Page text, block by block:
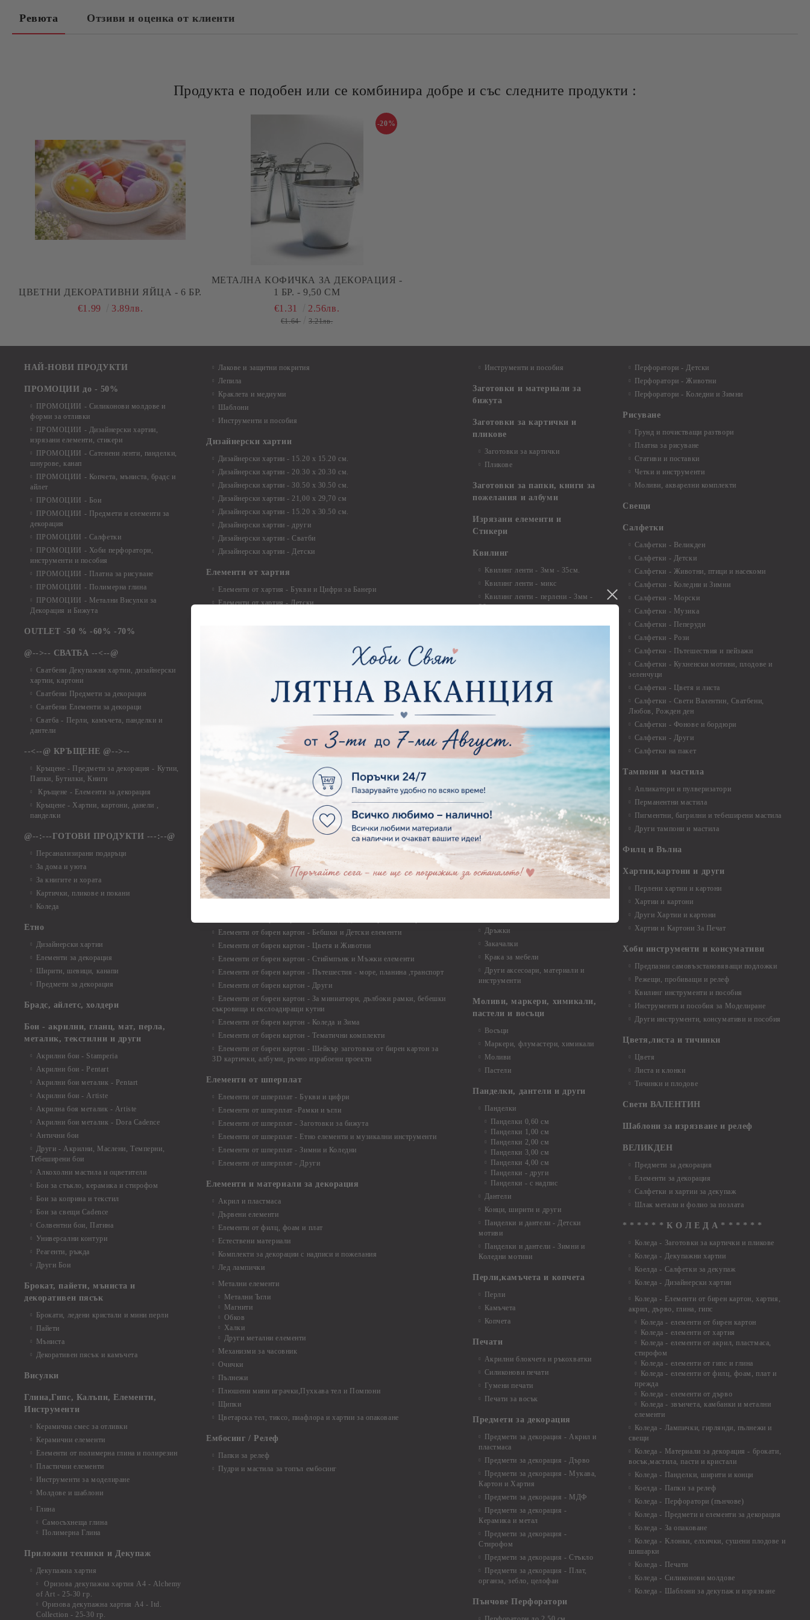
Ревюта Отзиви и оценка от клиенти
Продукта е подобен или се комбинира добре и със следните продукти :
ЦВЕТНИ ДЕКОРАТИВНИ ЯЙЦА - 6 БР.
€1.99
3.89лв.
МЕТАЛНА КОФИЧКА ЗА ДЕКОРАЦИЯ -
1 БР. - 9,50 СМ
-20%
€1.31 2.56лв.
€1.64 3.21лв.
НАЙ-НОВИ ПРОДУКТИ
ПРОМОЦИИ до - 50%
ПРОМОЦИИ - Силиконови молдове и
форми за отливки
ПРОМОЦИИ - Дизайнерски хартии,
изрязани елементи, стикери
ПРОМОЦИИ - Сатенени ленти, панделки,
шнурове, канап
ПРОМОЦИИ - Копчета, мъниста, брадс и
айлет
ПРОМОЦИИ - Бои
ПРОМОЦИИ - Предмети и елементи за
декорация
ПРОМОЦИИ - Салфетки
ПРОМОЦИИ - Хоби перфоратори,
инструменти и пособия
ПРОМОЦИИ - Платна за рисуване
ПРОМОЦИИ - Полимерна глина
ПРОМОЦИИ - Метални Висулки за
Декорация и Бижута
OUTLET -50 % -60% -70%
@-->-- СВАТБА --<--@
Сватбени Декупажни хартии, дизайнерски
хартии, картони
Сватбени Предмети за декорация
Сватбени Елементи за декораци
Сватба - Перли, камъчета, панделки и
дантели
--<--@ КРЪЩЕНЕ @-->--
Кръщене - Предмети за декорация - Кутии,
Папки, Бутилки, Книги
Кръщене - Елементи за декорация
Кръщене - Хартии, картони, данели ,
панделки
@--:---ГОТОВИ ПРОДУКТИ ---:--@
Персанализирани подаръци
За дома и уюта
За книгите и хората
Картички, пликове и покани
Коледа
Етно
Дизайнерски хартии
Елементи за декорация
Ширити, шевици, канапи
Предмети за декорация
Брадс, айлетс, холдери
Бои - акрилни, гланц, мат, перла,
металик, текстилни и други
Акрилни бои - Stamperia
Акрилни бои - Pentart
Акрилни бои металик - Pentart
Акрилни бои - Artiste
Акрилна боя металик - Artiste
Акрилни бои металик - Dora Cadence
Антични бои
Други - Акрилни, Маслени, Темперни,
Тебеширени бои
Алкохолни мастила и оцветители
Бои за стъкло, керамика и стирофом
Бои за коприна и текстил
Бои за свещи Cadence
Солвентни бои, Патина
Универсални контури
Реагенти, ръжда
Други Бои
Брокат, пайети, мъниста и
декоративен пясък
Брокати, ледени кристали и мини перли
Пайети
Мъниста
Декоративен пясък и камъчета
Висулки
Глина,Гипс, Калъпи, Елементи,
Инструменти
Керамична смес за отливки
Керамични елементи
Елементи от полимерна глина и полирезин
Пластични елементи
Инструменти за моделиране
Молдове и шаблони
Глина
Самосъхнеща глина
Полимерна Глина
Приложни техники и Декупаж
Декупажна хартия
Оризова декупажна хартия А4 - Alchemy
of Art - 25-30 гр.
Оризова декупажна хартия А4 - Itd.
Collection - 25-30 гр.
Лакове и защитни покрития
Лепила
Краклета и медиуми
Шаблони
Инструменти и пособия
Дизайнерски хартии
Дизайнерски хартии - 15.20 х 15.20 см.
Дизайнерски хартии - 20.30 х 20.30 см.
Дизайнерски хартии - 30.50 х 30.50 см.
Дизайнерски хартии - 21,00 х 29,70 см
Дизайнерски хартии - 15.20 x 30.50 см.
Дизайнерски хартии - други
Дизайнерски хартии - Сватби
Дизайнерски хартии - Детски
Елементи от хартия
Елементи от хартия - Букви и Цифри за Банери
Елементи от хартия - Детски
Елементи от хартия - Дантели, бордюри, ъгли
Елементи от хартия - Цветя, листа и клони
Елементи от хартия - За Жени
Елементи от хартия - Къщи, Врати, Прозорци, Огради, Фенери
Елементи от хартия - Пътешествия и Фото моменти
Елементи от хартия - Многопластови елементи
Елементи от хартия - Други
Елементи от хартия - Готови композиции
Елементи от хартия - Микс елементи
Елементи от хартия - Коледа и Зима
Елементи от бирен картон
Елементи от бирен картон - Декоративни рамки
Елементи от бирен картон - Надписи на български
Елементи от бирен картон - Ъгли и орнаменти
Елементи от бирен картон - Бебшки и Детски елементи
Елементи от бирен картон - Цветя и Животни
Елементи от бирен картон - Стиймпънк и Мъжки елементи
Елементи от бирен картон - Пътешестия - море, планина ,транспорт
Елементи от бирен картон - Други
Елементи от бирен картон - За миниатюри, дълбоки рамки, бебешки
съкровища и екслоадиращи кутии
Елементи от бирен картон - Коледа и Зима
Елементи от бирен картон - Тематични комплекти
Елементи от бирен картон - Шейкър заготовки от бирен картон за
3D картички, албуми, ръчно израбоени проекти
Елементи от шперплат
Елементи от шперплат - Букви и цифри
Елементи от шперплат -Рамки и ъгли
Елементи от шперплат - Заготовки за бижута
Елементи от шперплат - Етно елементи и музикални инструменти
Елементи от шперплат - Зимни и Коледни
Елементи от шперплат - Други
Елементи и материали за декорация
Акрил и пластмаса
Дървени елементи
Елементи от филц, фоам и плат
Естествени материали
Комплекти за декорации с надписи и пожелания
Лед лампички
Метални елементи
Метални Ъгли
Магнити
Обков
Халки
Други метални елементи
Механизми за часовник
Очички
Пълнежи
Плюшени мини играчки,Пухкава тел и Помпони
Щипки
Цветарска тел, тиксо, пиафлора и хартии за опаковане
Ембосинг / Релеф
Папки за релеф
Пудри и мастила за топъл ембосинг
Инструменти и пособия
Заготовки и материали за
бижута
Заготовки за картички и
пликове
Заготовки за картички
Пликове
Заготовки за папки, книги за
пожелания и албуми
Изрязани елементи и
Стикери
Квилинг
Квилинг ленти - 3мм - 35см.
Квилинг ленти - микс
Квилинг ленти - перлени - 3мм -
30см.
Лепила и лепящи средства
Лепила
Лепящи ленти
3D Повдигащи квадратчета и
ленти
Велкро
Силикон
Фото ъгли
Макраме
Макраме Основи - до 6,00 см
Макраме Основи - 7,00 - 15,00 см
Макраме Основи - над 15,00 см
Макраме - Други материали
Дръжки
Закачалки
Крака за мебели
Други аксесоари, материали и
инструменти
Моливи, маркери, химикали,
пастели и восъци
Восъци
Маркери, флумастери, химикали
Моливи
Пастели
Панделки, дантели и други
Панделки
Панделки 0,60 см
Панделки 1,00 см
Панделки 2,00 см
Панделки 3,00 см
Панделки 4,00 см
Панделки - други
Панделки - с надпис
Дантели
Конци, ширити и други
Панделки и дантели - Детски
мотиви
Панделки и дантели - Зимни и
Коледни мотиви
Перли,камъчета и копчета
Перли
Камъчета
Копчета
Печати
Акрилни блокчета и ръкохватки
Силиконови печати
Гумени печати
Печати за восък
Предмети за декорация
Предмети за декорация - Акрил и
пластмаса
Предмети за декорация - Дърво
Предмети за декорация - Мукава,
Картон и Хартия
Предмети за декорация - МДФ
Предмети за декорация -
Керамика и метал
Предмети за декорация -
Стирофом
Предмети за декорация - Стъкло
Предмети за декорация - Плат,
органза, зебло, целофан
Пънчове Перфоратори
Перфоратори - Детски
Перфоратори - Животни
Перфоратори - Коледни и Зимни
Рисуване
Грунд и почистващи разтвори
Платна за рисуване
Стативи и поставки
Четки и инструменти
Моливи, акварелни комплекти
Свещи
Салфетки
Салфетки - Великден
Салфетки - Детски
Салфетки - Животни, птици и насекоми
Салфетки - Коледни и Зимни
Салфетки - Морски
Салфетки - Музика
Салфетки - Пеперуди
Салфетки - Рози
Салфетки - Пътешествия и пейзажи
Салфетки - Кухненски мотиви, плодове и
зеленчуци
Салфетки - Цветя и листа
Салфетки - Свети Валентин, Сватбени,
Любов, Рожден ден
Салфетки - Фонове и бордюри
Салфетки - Други
Салфетки на пакет
Тампони и мастила
Апликатори и пулверизатори
Перманентни мастила
Пигментни, багрилни и тебеширени мастила
Други тампони и мастила
Филц и Вълна
Хартии,картони и други
Перлени хартии и картони
Хартии и картони
Други Хартии и картони
Хартии и Картони За Печат
Хоби инструменти и консумативи
Предпазни самовъзстановяващи подложки
Режещи, пробиващи и релеф
Квилинг инструменти и пособия
Инструменти и пособия за Моделиране
Други инструменти, консумативи и пособия
Цветя,листа и тичинки
Цветя
Листа и клонки
Тичинки и плодове
Свети ВАЛЕНТИН
Шаблони за изрязване и релеф
ВЕЛИКДЕН
Предмети за декорация
Елементи за декорация
Салфетки и хартии за декупаж
Шлак метали и фолио за позлата
* * * * * * К О Л Е Д А * * * * * *
Коледа - Заготовки за картички и пликове
Коледа - Декупажни хартии
Коелда - Салфетки за декупаж
Коледа - Дизайнерски хартии
Коледа - Eлементи от бирен картон, хартия,
акрил, дърво, глина, гипс
Коледа - елементи от бирен картон
Коледа - елементи от хартия
Коледа - елементи от акрил, пластмаса,
стирофом
Коледа - елементи от гипс и глина
Коледа - елементи от филц, фоам, плат и
прежда
Коледа - елементи от дърво
Коледа - звънчета, камбанки и метални
елементи
Коледа - Лампички, гирлянди, пълнежи и
свещи
Коледа - Материали за декорация - брокати,
восък,мастила, пасти и кристали
Коледа - Панделки, ширити и конци
Коелда - Папки за релеф
Коледа - Перфоратори (пънчове)
Коледа - Предмети и елементи за декорация
Коледа - За опаковане
Коледа - Kлонки, елхички, сушени плодове и
шишарки
Коледа - Печати
Коледа - Силиконови молдове
Коледа - Шаблони за декупаж и изрязване